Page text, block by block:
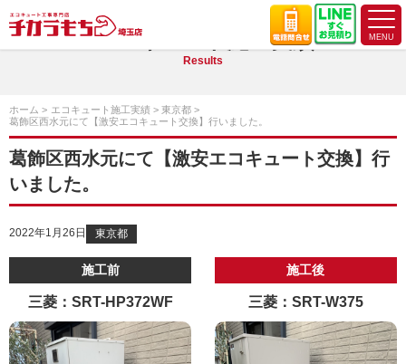
エコキュート施工実績
Results
ホーム エコキュート施工実績
東京都
葛飾区西水元にて【激安エコキュート交換】行いました。
葛飾区西水元にて【激安エコキュート交換】行
いました。
2022年1月26日 東京都
施工前
三菱：SRT-HP372WF
施工後
三菱：SRT-W375